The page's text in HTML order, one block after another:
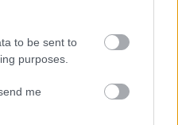
to be sent to
purposes.
me
García, Unai Vencedor,
Raúl García.